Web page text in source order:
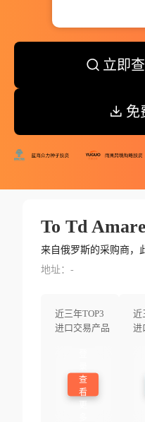
立即
免
To Td
来自俄罗斯的采购商，
地址：-
近三年TOP3
进口交易产品
查
看
近
进